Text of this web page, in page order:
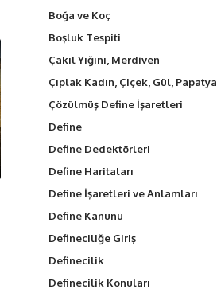
Boğa ve Koç
Boşluk Tespiti
Çakıl Yığını, Merdiven
Çıplak Kadın, Çiçek, Gül, Papatya
Çözülmüş Define İşaretleri
Define
Define Dedektörleri
Define Haritaları
Define İşaretleri ve Anlamları
Define Kanunu
Defineciliğe Giriş
Definecilik
Definecilik Konuları